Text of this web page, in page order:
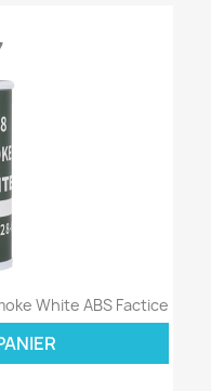
White ABS Factice